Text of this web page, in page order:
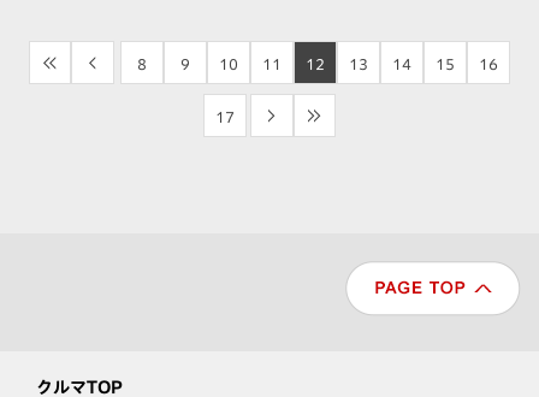
<< < 8 9 10 11 12 13 14 15 16
17 > >>
クルマTOP